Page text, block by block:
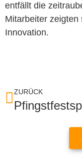
entfällt die
Mitarbeiter
Innovation.
ZURÜCK